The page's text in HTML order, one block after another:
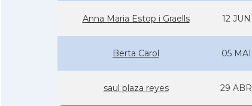
Anna Maria Estop i Graells 12
Berta Carol 05
saul plaza reyes 29